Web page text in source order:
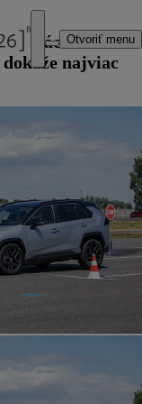
Otvoriť menu
cestách stretáva
najviac